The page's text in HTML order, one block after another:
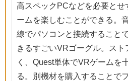
高スペックPCなどを必要と
ームを楽しむことができる。
線でパソコンと接続すること
きるすごいVRゴーグル。ス
く、Quest単体でVRゲームを
る。別機材を購入することで